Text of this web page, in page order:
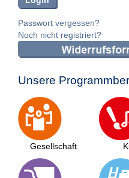
Passwort vergessen?
Noch nicht registriert?
Unsere
Gesellschaft